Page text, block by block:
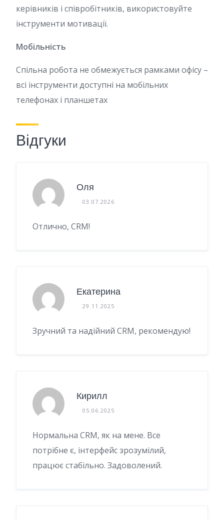
керівників і співробітників, використовуйте
інструменти мотивації.
Мобільність
Спільна робота не обмежується рамками офісу –
всі інструменти доступні на мобільних
телефонах і планшетах
Відгуки
Оля
03.07.2026
Отлично, CRM!
Екатерина
29.11.2025
Зручний та надійний CRM, рекомендую!
Кирилл
05.06.2025
Нормальна CRM, як на мене. Все
потрібне є, інтерфейс зрозумілий,
працює стабільно. Задоволений.